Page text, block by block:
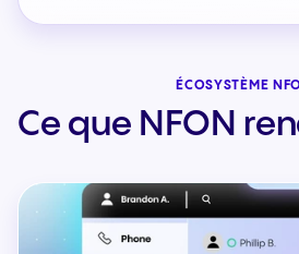
ÉCOSYSTÈME
Ce que NFON